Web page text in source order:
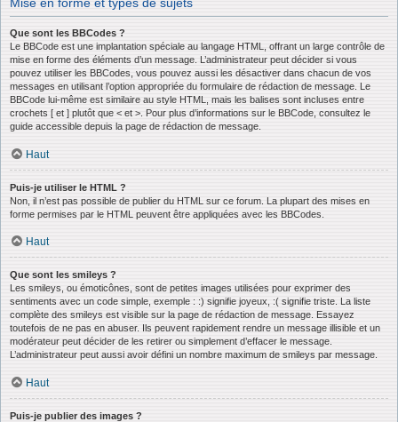
Que sont les BBCodes ?
Le BBCode est une implantation spéciale au langage HTML, offrant un large contrôle de
mise en forme des éléments d’un message. L’administrateur peut décider si vous
pouvez utiliser les BBCodes, vous pouvez aussi les désactiver dans chacun de vos
messages en utilisant l’option appropriée du formulaire de rédaction de message. Le
BBCode lui-même est similaire au style HTML, mais les balises sont incluses entre
crochets [ et ] plutôt que < et >. Pour plus d’informations sur le BBCode, consultez le
guide accessible depuis la page de rédaction de message.
Haut
Puis-je utiliser le HTML ?
Non, il n’est pas possible de publier du HTML sur ce forum. La plupart des mises en
forme permises par le HTML peuvent être appliquées avec les BBCodes.
Haut
Que sont les smileys ?
Les smileys, ou émoticônes, sont de petites images utilisées pour exprimer des
sentiments avec un code simple, exemple : :) signifie joyeux, :( signifie triste. La liste
complète des smileys est visible sur la page de rédaction de message. Essayez
toutefois de ne pas en abuser. Ils peuvent rapidement rendre un message illisible et un
modérateur peut décider de les retirer ou simplement d’effacer le message.
L’administrateur peut aussi avoir défini un nombre maximum de smileys par message.
Haut
Puis-je publier des images ?